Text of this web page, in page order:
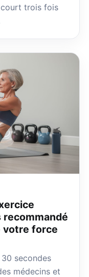
court trois fois
votre force
30 secondes
médecins et